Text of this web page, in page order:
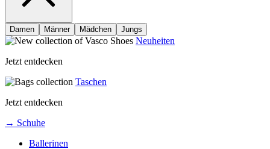
Damen Männer Mädchen Jungs
Neuheiten
Jetzt entdecken
Taschen
Jetzt entdecken
→ Schuhe
Ballerinen